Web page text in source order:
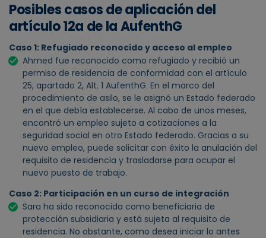
Posibles casos de aplicación del
artículo 12a de la AufenthG
Caso 1: Refugiado reconocido y acceso al empleo
Ahmed fue reconocido como refugiado y recibió un
permiso de residencia de conformidad con el artículo
25, apartado 2, Alt. 1 AufenthG. En el marco del
procedimiento de asilo, se le asignó un Estado federado
en el que debía establecerse. Al cabo de unos meses,
encontró un empleo sujeto a cotizaciones a la
seguridad social en otro Estado federado. Gracias a su
nuevo empleo, puede solicitar con éxito la anulación del
requisito de residencia y trasladarse para ocupar el
nuevo puesto de trabajo.
Caso 2: Participación en un curso de integración
Sara ha sido reconocida como beneficiaria de
protección subsidiaria y está sujeta al requisito de
residencia. No obstante, como desea iniciar lo antes